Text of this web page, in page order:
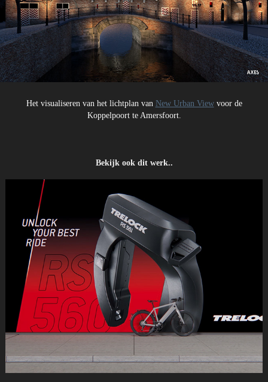
Het visualiseren van het lichtplan van New Urban View voor de
Koppelpoort te Amersfoort.
Bekijk ook dit werk..
3D Animatie, Visualisatie, Web Productbeleving Trelock